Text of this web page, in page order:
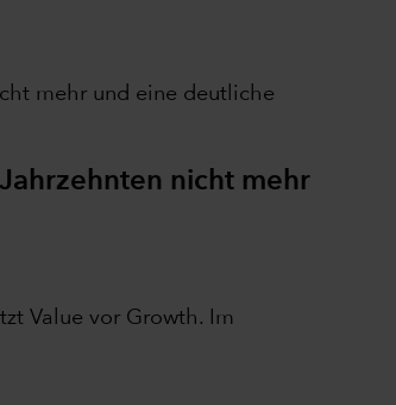
mehr und eine deutliche
nicht mehr
Value vor Growth. Im